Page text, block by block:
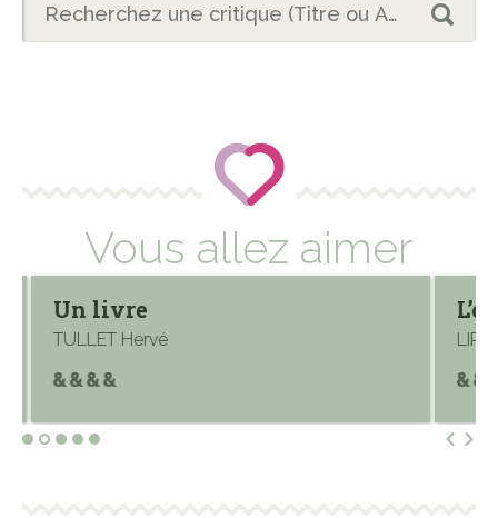
Vous allez aimer
Un livre
TULLET Hervé